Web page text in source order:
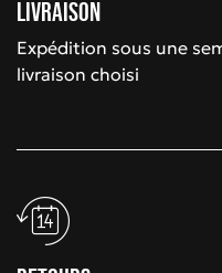
Livraison
Expédition sous une
livraison choisi